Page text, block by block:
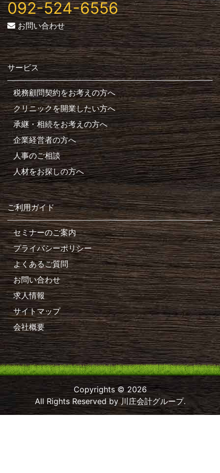
092-524-6556
お問い合わせ
サービス
税務顧問契約をお考えの方へ
クリニックを開業したい方へ
承継・相続をお考えの方へ
企業経営者の方へ
人事のご相談
人材をお探しの方へ
ご利用ガイド
セミナーのご案内
プライバシーポリシー
よくあるご質問
お問い合わせ
求人情報
サイトマップ
会社概要
Copyrights © 2026
All Rights Reserved by 川庄会計グループ.